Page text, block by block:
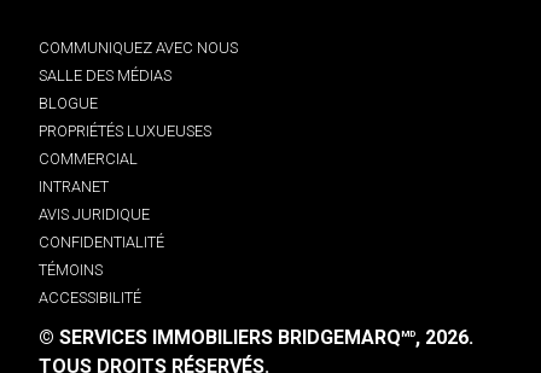
COMMUNIQUEZ AVEC NOUS
SALLE DES MÉDIAS
BLOGUE
PROPRIÉTÉS LUXUEUSES
COMMERCIAL
INTRANET
AVIS JURIDIQUE
CONFIDENTIALITÉ
TÉMOINS
ACCESSIBILITÉ
© SERVICES IMMOBILIERS BRIDGEMARQMD, 2026.
TOUS DROITS RÉSERVÉS.